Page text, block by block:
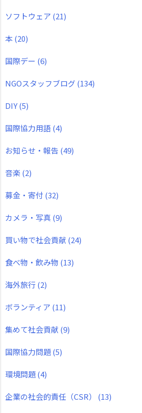
ソフトウェア (21)
本(20)
国際デー (6)
NGOスタッフブログ(134)
DIY(5)
国際協力用語(4)
お知らせ・報告 (49)
音楽(2)
募金・寄付 (32)
カメラ・写真(9)
買い物で社会貢献 (24)
食べ物・飲み物 (13)
海外旅行(2)
ボランティア (11)
集めて社会貢献 (9)
国際協力問題(5)
環境問題(4)
企業の社会的責任（CSR） (13)